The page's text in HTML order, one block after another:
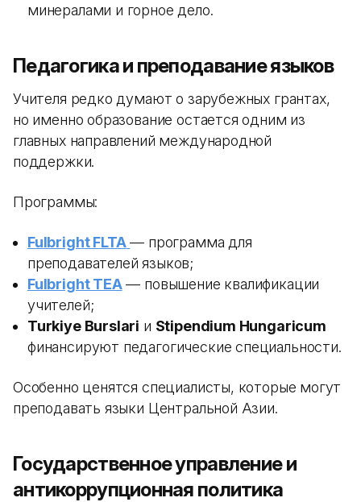
минералами и горное дело.
Педагогика и преподавание языков
Учителя редко думают о зарубежных грантах,
но именно образование остается одним из
главных направлений международной
поддержки.
Программы:
Fulbright FLTA — программа для
преподавателей языков;
Fulbright TEA— повышение квалификации
учителей;
Turkiye Burslari и Stipendium Hungaricum
финансируют педагогические специальности.
Особенно ценятся специалисты, которые могут
преподавать языки Центральной Азии.
Государственное управление и
антикоррупционная политика